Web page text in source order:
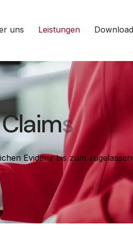
uns Leistungen
Evidenz bis zum